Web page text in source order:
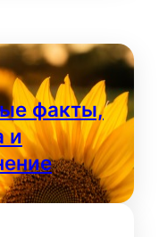
факты,
и